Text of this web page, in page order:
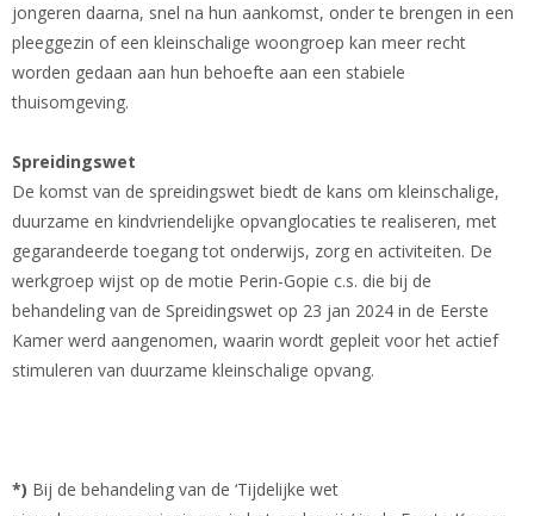
jongeren daarna, snel na hun aankomst, onder te brengen in een
pleeggezin of een kleinschalige woongroep kan meer recht
worden gedaan aan hun behoefte aan een stabiele
thuisomgeving.
Spreidingswet
De komst van de spreidingswet biedt de kans om kleinschalige,
duurzame en kindvriendelijke opvanglocaties te realiseren, met
gegarandeerde toegang tot onderwijs, zorg en activiteiten. De
werkgroep wijst op de motie Perin-Gopie c.s. die bij de
behandeling van de Spreidingswet op 23 jan 2024 in de Eerste
Kamer werd aangenomen, waarin wordt gepleit voor het actief
stimuleren van duurzame kleinschalige opvang.
*) Bij de behandeling van de ‘Tijdelijke wet